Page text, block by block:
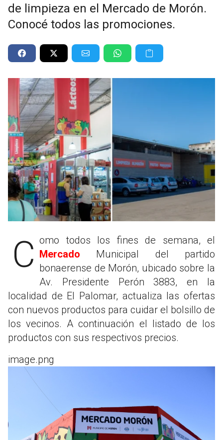
de limpieza en el Mercado de Morón.
Conocé todos las promociones.
Como todos los fines de semana, el
Mercado Municipal del partido
bonaerense de Morón, ubicado sobre la
Av. Presidente Perón 3883, en la
localidad de El Palomar, actualiza las ofertas
con nuevos productos para cuidar el bolsillo de
los vecinos. A continuación el listado de los
productos con sus respectivos precios.
image.png